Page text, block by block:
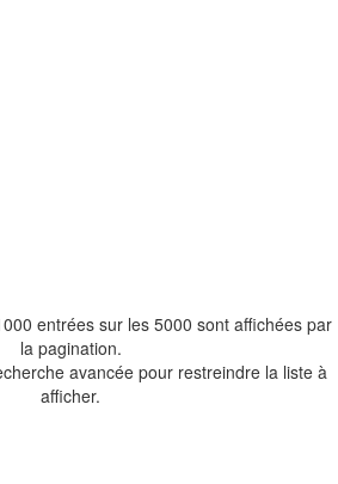
entrées sur les 5000 sont affichées par
la pagination.
avancée pour restreindre la liste à
afficher.